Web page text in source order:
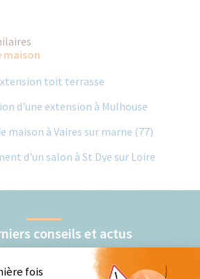
maison
conseils et actus
fois